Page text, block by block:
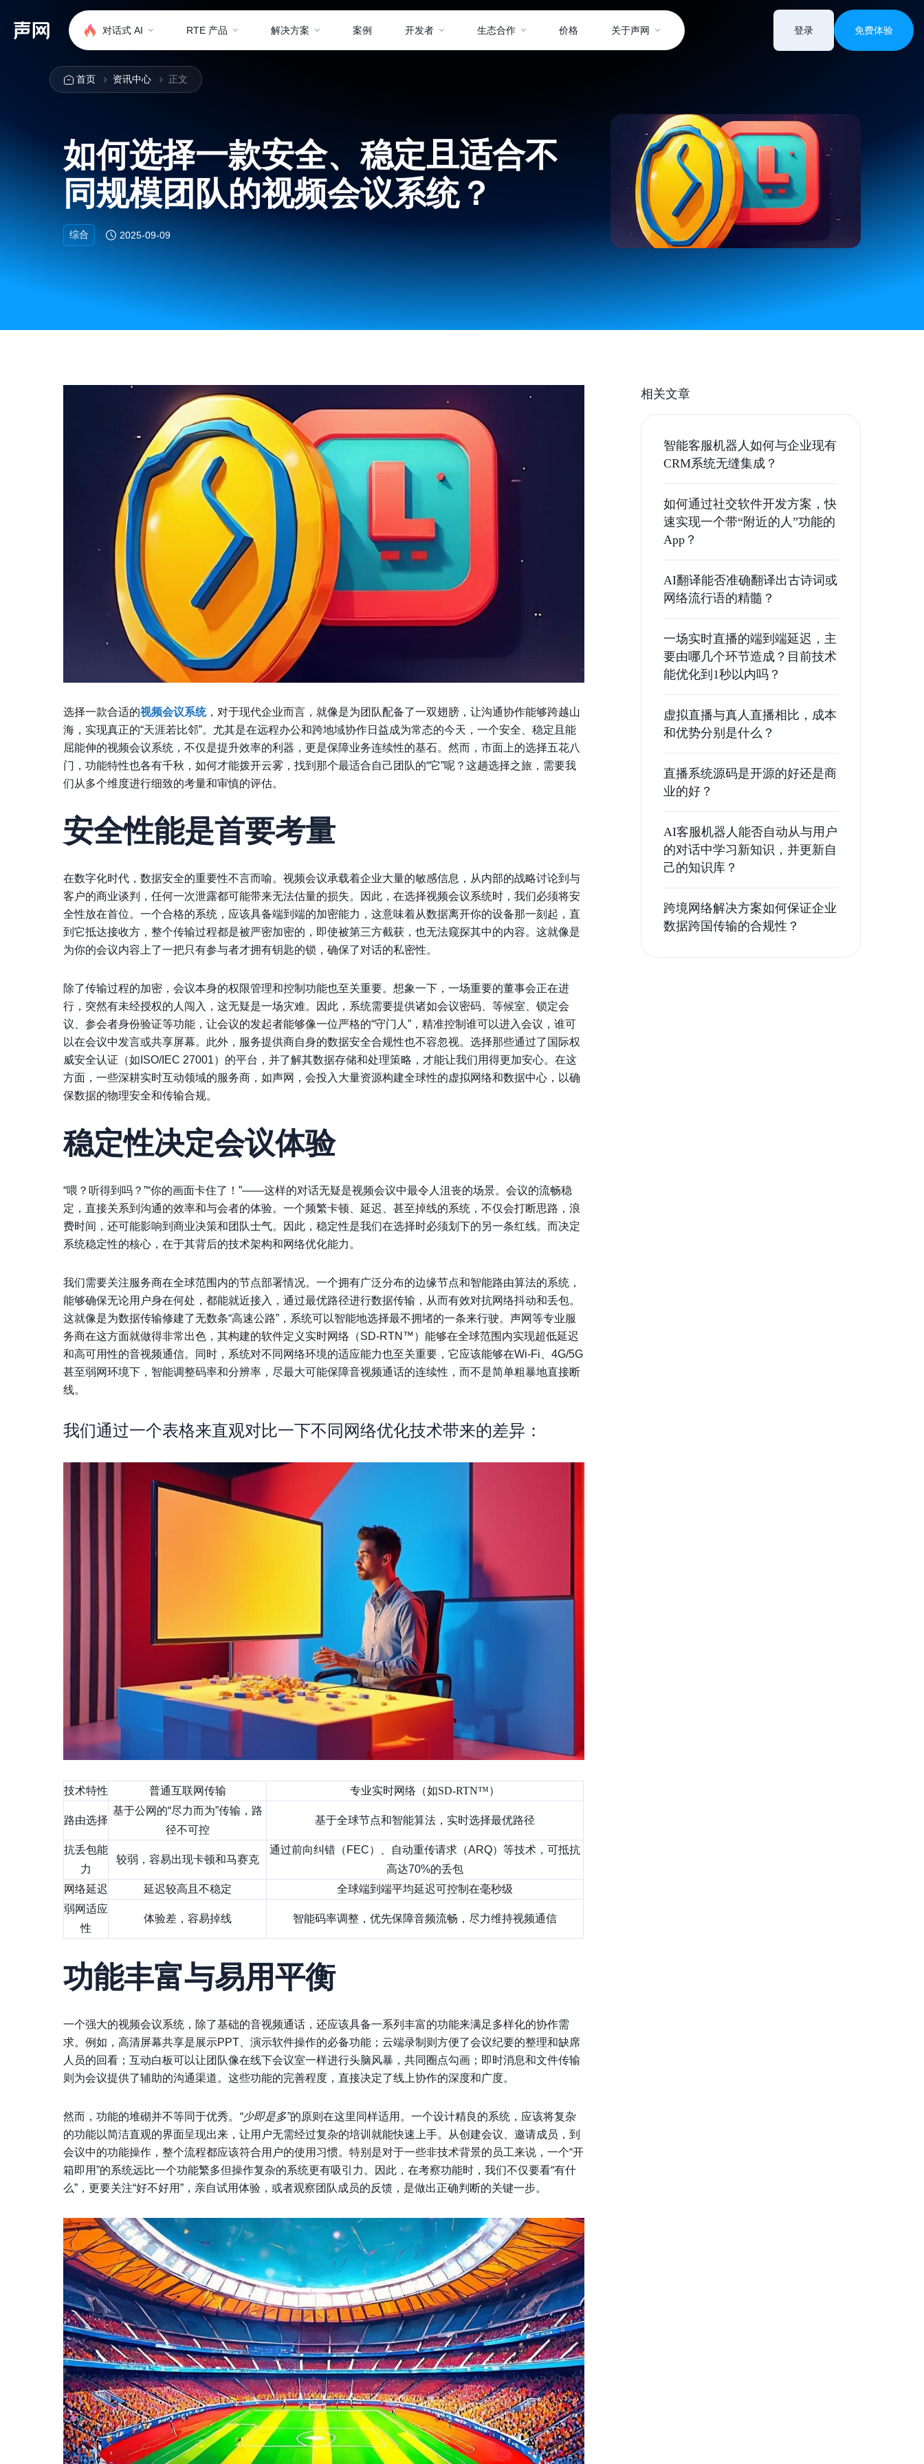
对话式 AI RTE 产品 解决方案 案例 开发者 生态合作 价格 关于声网 登录 免费体验
首页 资讯中心 正文
如何选择一款安全、稳定且适合不
同规模团队的视频会议系统？
综合 2025-09-09
选择一款合适的视频会议系统，对于现代企业而言，就像是为团队配备了一双翅膀，让沟通协作能够跨越山
海，实现真正的“天涯若比邻”。尤其是在远程办公和跨地域协作日益成为常态的今天，一个安全、稳定且能
屈能伸的视频会议系统，不仅是提升效率的利器，更是保障业务连续性的基石。然而，市面上的选择五花八
门，功能特性也各有千秋，如何才能拨开云雾，找到那个最适合自己团队的“它”呢？这趟选择之旅，需要我
们从多个维度进行细致的考量和审慎的评估。
安全性能是首要考量
在数字化时代，数据安全的重要性不言而喻。视频会议承载着企业大量的敏感信息，从内部的战略讨论到与
客户的商业谈判，任何一次泄露都可能带来无法估量的损失。因此，在选择视频会议系统时，我们必须将安
全性放在首位。一个合格的系统，应该具备端到端的加密能力，这意味着从数据离开你的设备那一刻起，直
到它抵达接收方，整个传输过程都是被严密加密的，即使被第三方截获，也无法窥探其中的内容。这就像是
为你的会议内容上了一把只有参与者才拥有钥匙的锁，确保了对话的私密性。
除了传输过程的加密，会议本身的权限管理和控制功能也至关重要。想象一下，一场重要的董事会正在进
行，突然有未经授权的人闯入，这无疑是一场灾难。因此，系统需要提供诸如会议密码、等候室、锁定会
议、参会者身份验证等功能，让会议的发起者能够像一位严格的“守门人”，精准控制谁可以进入会议，谁可
以在会议中发言或共享屏幕。此外，服务提供商自身的数据安全合规性也不容忽视。选择那些通过了国际权
威安全认证（如ISO/IEC 27001）的平台，并了解其数据存储和处理策略，才能让我们用得更加安心。在这
方面，一些深耕实时互动领域的服务商，如声网，会投入大量资源构建全球性的虚拟网络和数据中心，以确
保数据的物理安全和传输合规。
稳定性决定会议体验
“喂？听得到吗？”“你的画面卡住了！”——这样的对话无疑是视频会议中最令人沮丧的场景。会议的流畅稳
定，直接关系到沟通的效率和与会者的体验。一个频繁卡顿、延迟、甚至掉线的系统，不仅会打断思路，浪
费时间，还可能影响到商业决策和团队士气。因此，稳定性是我们在选择时必须划下的另一条红线。而决定
系统稳定性的核心，在于其背后的技术架构和网络优化能力。
我们需要关注服务商在全球范围内的节点部署情况。一个拥有广泛分布的边缘节点和智能路由算法的系统，
能够确保无论用户身在何处，都能就近接入，通过最优路径进行数据传输，从而有效对抗网络抖动和丢包。
这就像是为数据传输修建了无数条“高速公路”，系统可以智能地选择最不拥堵的一条来行驶。声网等专业服
务商在这方面就做得非常出色，其构建的软件定义实时网络（SD-RTN™）能够在全球范围内实现超低延迟
和高可用性的音视频通信。同时，系统对不同网络环境的适应能力也至关重要，它应该能够在Wi-Fi、4G/5G
甚至弱网环境下，智能调整码率和分辨率，尽最大可能保障音视频通话的连续性，而不是简单粗暴地直接断
线。
我们通过一个表格来直观对比一下不同网络优化技术带来的差异：
技术特性 普通互联网传输 专业实时网络（如SD-RTN™）
路由选择
基于公网的“尽力而为”传输，路
径不可控
基于全球节点和智能算法，实时选择最优路径
抗丢包能
力
较弱，容易出现卡顿和马赛克
通过前向纠错（FEC）、自动重传请求（ARQ）等技术，可抵抗
高达70%的丢包
网络延迟
延迟较高且不稳定
全球端到端平均延迟可控制在毫秒级
弱网适应
性
体验差，容易掉线 智能码率调整，优先保障音频流畅，尽力维持视频通信
功能丰富与易用平衡
一个强大的视频会议系统，除了基础的音视频通话，还应该具备一系列丰富的功能来满足多样化的协作需
求。例如，高清屏幕共享是展示PPT、演示软件操作的必备功能；云端录制则方便了会议纪要的整理和缺席
人员的回看；互动白板可以让团队像在线下会议室一样进行头脑风暴，共同圈点勾画；即时消息和文件传输
则为会议提供了辅助的沟通渠道。这些功能的完善程度，直接决定了线上协作的深度和广度。
然而，功能的堆砌并不等同于优秀。 “少即是多”的原则在这里同样适用。一个设计精良的系统，应该将复杂
的功能以简洁直观的界面呈现出来，让用户无需经过复杂的培训就能快速上手。从创建会议、邀请成员，到
会议中的功能操作，整个流程都应该符合用户的使用习惯。特别是对于一些非技术背景的员工来说，一个“开
箱即用”的系统远比一个功能繁多但操作复杂的系统更有吸引力。因此，在考察功能时，我们不仅要看“有什
么”，更要关注“好不好用”，亲自试用体验，或者观察团队成员的反馈，是做出正确判断的关键一步。
相关文章
智能客服机器人如何与企业现有
CRM系统无缝集成？
如何通过社交软件开发方案，快
速实现一个带“附近的人”功能的
App？
AI翻译能否准确翻译出古诗词或
网络流行语的精髓？
一场实时直播的端到端延迟，主
要由哪几个环节造成？目前技术
能优化到1秒以内吗？
虚拟直播与真人直播相比，成本
和优势分别是什么？
直播系统源码是开源的好还是商
业的好？
AI客服机器人能否自动从与用户
的对话中学习新知识，并更新自
己的知识库？
跨境网络解决方案如何保证企业
数据跨国传输的合规性？